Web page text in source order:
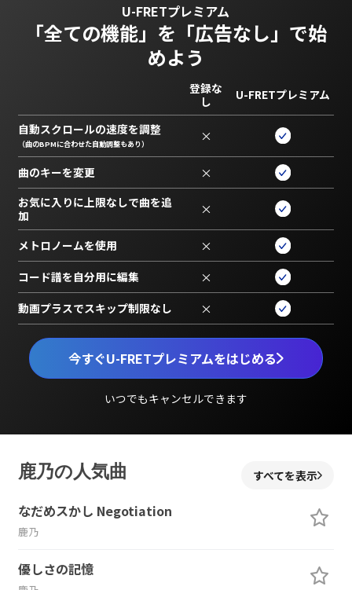
U-FRETプレミアム
「全ての機能」を 「広告なし」で始
めよう
今すぐU-FRETプレミアムをはじめる
いつでもキャンセルできます
登録な
し
U-FRETプレミアム
自動スクロールの速度を調整
（曲のBPMに合わせた自動調整もあり） ×
曲のキーを変更 ×
お気に入りに上限なしで曲を追
加
×
メトロノームを使用 ×
コード譜を自分用に編集 ×
動画プラスでスキップ制限なし ×
鹿乃の人気曲 すべてを表示
なだめスかし Negotiation
鹿乃
優しさの記憶